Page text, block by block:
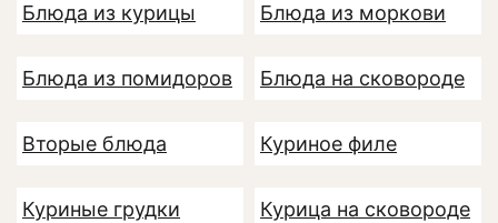
Блюда из курицы Блюда из моркови
Блюда из помидоров Блюда на сковороде
Вторые блюда Куриное филе
Куриные грудки Курица на сковороде